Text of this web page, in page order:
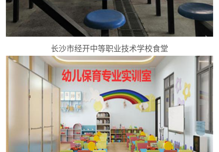
长沙市经开中等职业技术学校食堂